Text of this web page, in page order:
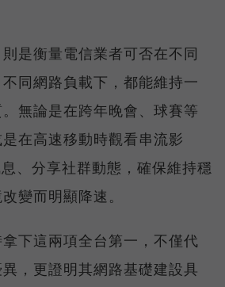
是衡量電信業者可否在不同
同網路負載下，都能維持一
無論是在跨年晚會、球賽等
在高速移動時觀看串流影
、分享社群動態，確保維持穩
變而明顯降速。
下這兩項全台第一，不僅代
，更證明其網路基礎建設具